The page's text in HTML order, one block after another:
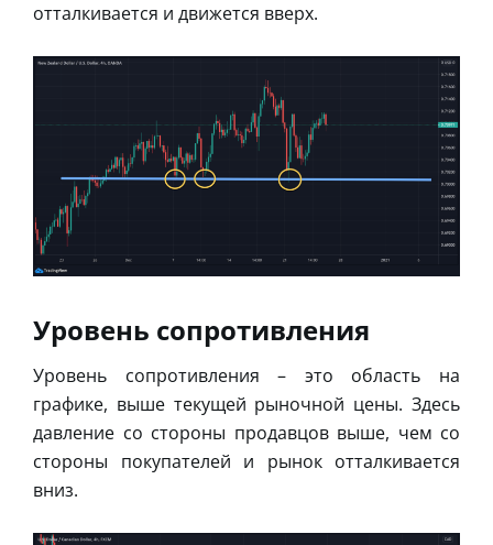
отталкивается и движется вверх.
Уровень сопротивления
Уровень сопротивления – это область на
графике, выше текущей рыночной цены. Здесь
давление со стороны продавцов выше, чем со
стороны покупателей и рынок отталкивается
вниз.